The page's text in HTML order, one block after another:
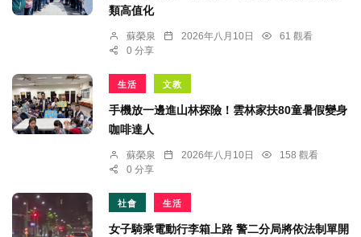
類高值化
蘇榮泉 2026年八月10日
61 觀看
0 分享
生活 文教
手機放一邊進山林探險！雲林家扶80童暑假變身
咖啡達人
蘇榮泉 2026年八月10日
158 觀看
0 分享
社會 生活
女子騎乘電動行李箱上路 警二分局將依法制單開